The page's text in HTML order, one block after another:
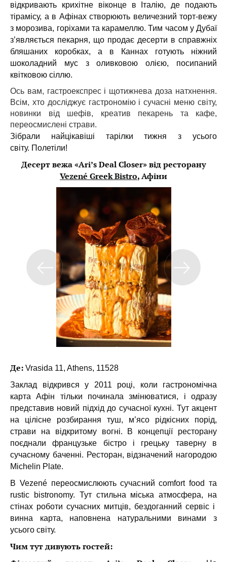
відкривають крихітне віконце в Італію, де подають
тірамісу, а в Афінах створюють величезний торт-вежу
з морозива, горіхами та карамеллю. Тим часом у Дубаї
з’являється пекарня, що продає десерти в справжніх
бляшаних коробках, а в Каннах готують ніжний
шоколадний мус з оливковою олією, посипаний
квітковою сіллю.
Ось вам, гастроекспрес і щотижнева доза натхнення.
Всім, хто досліджує гастрономію і сучасні меню світу,
новинки від шефів, креатив пекарень та кафе,
переосмислені страви.
Зібрали найцікавіші тарілки тижня з усього
світу. Полетіли!
Десерт вежа «Ari’s Deal Closer» від ресторану
Vezené Greek Bistro, Афіни
Де: Vrasida 11, Athens, 11528
Заклад відкрився у 2011 році, коли гастрономічна
карта Афін тільки починала змінюватися, і одразу
представив новий підхід до сучасної кухні. Тут акцент
на цілісне розбирання туш, м’ясо рідкісних порід,
страви на відкритому вогні. В концепції ресторану
поєднали французьке бістро і грецьку таверну в
сучасному баченні. Ресторан, відзначений нагородою
Michelin Plate.
В Vezené переосмислюють сучасний comfort food та
rustic bistronomy. Тут стильна міська атмосфера, на
стінах роботи сучасних митців, бездоганний сервіс і
винна карта, наповнена натуральними винами з
усього світу.
Чим тут дивують гостей: